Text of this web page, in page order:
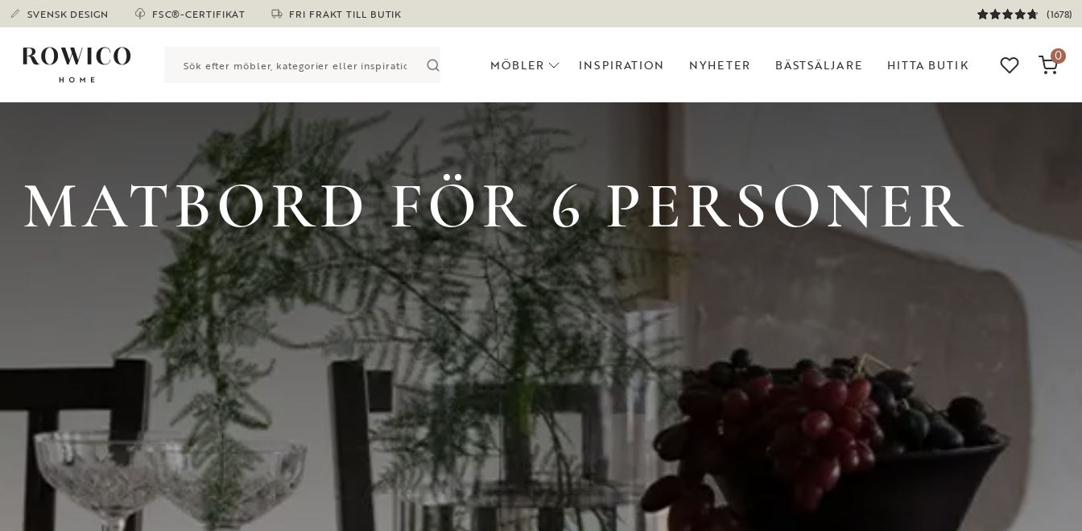
SVENSK DESIGN FSC®-CERTIFIKAT FRI FRAKT TILL BUTIK (1678)
MÖBLER INSPIRATION NYHETER BÄSTSÄLJARE HITTA BUTIK
0
MATBORD FÖR 6 PERSONER